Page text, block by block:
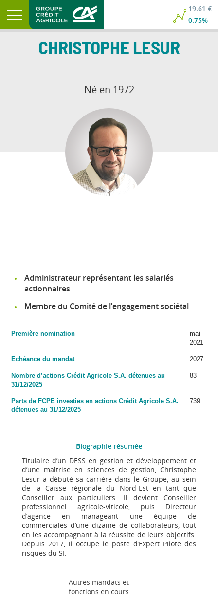
19.61 €
0.75%
CHRISTOPHE LESUR
Né en 1972
Administrateur représentant les salariés
actionnaires
Membre du Comité de l’engagement sociétal
Première nomination
mai
2021
Echéance du mandat 2027
Nombre d’actions Crédit Agricole S.A. détenues au
31/12/2025
83
Parts de FCPE investies en actions Crédit Agricole S.A.
détenues au 31/12/2025
739
Biographie résumée
Titulaire d’un DESS en gestion et développement et
d’une maîtrise en sciences de gestion, Christophe
Lesur a débuté sa carrière dans le Groupe, au sein
de la Caisse régionale du Nord-Est en tant que
Conseiller aux particuliers. Il devient Conseiller
professionnel agricole-viticole, puis Directeur
d’agence en manageant une équipe de
commerciales d’une dizaine de collaborateurs, tout
en les accompagnant à la réussite de leurs objectifs.
Depuis 2017, il occupe le poste d’Expert Pilote des
risques du SI.
Autres mandats et
fonctions en cours